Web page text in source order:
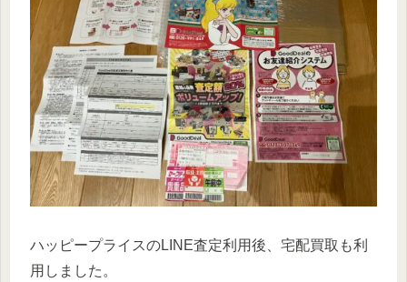
ハッピープライスのLINE査定利用後、宅配買取も利
用しました。